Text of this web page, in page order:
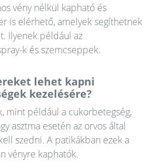
vény nélkül kapható és
is elérhető, amelyek segíthetnek
Ilyenek például az
k és szemcseppek.
lehet kapni
kezelésére?
mint például a cukorbetegség,
asztma esetén az orvos által
szedni. A patikákban ezek a
vényre kaphatók.